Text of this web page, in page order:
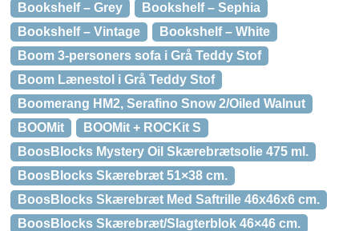
Bookshelf – Grey
Bookshelf – Sephia
Bookshelf – Vintage
Bookshelf – White
Boom 3-personers sofa i Grå Teddy Stof
Boom Lænestol i Grå Teddy Stof
Boomerang HM2, Serafino Snow 2/Oiled Walnut
BOOMit
BOOMit + ROCKit S
BoosBlocks Mystery Oil Skærebrætsolie 475 ml.
BoosBlocks Skærebræt 51×38 cm.
BoosBlocks Skærebræt Med Saftrille 46x46x6 cm.
BoosBlocks Skærebræt/Slagterblok 46×46 cm.